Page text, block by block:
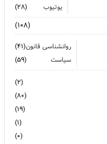
یوتیوب
(۲۸)
(۱۰۸)
روانشناسی قانون(۴۱)
سیاست
(۵۹)
(۲)
(۸۰)
(۱۹)
(۱)
(۰)